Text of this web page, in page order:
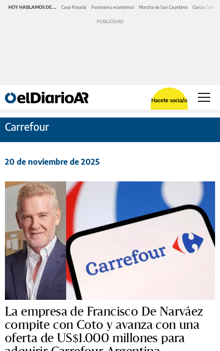
HOY HABLAMOS DE... Casa Rosada Panorama económico Marcha de San Cayetano García Cuerva
Hacete socia/o
Carrefour
20 de noviembre de 2025
La empresa de Francisco De Narváez
compite con Coto y avanza con una
oferta de US$1.000 millones para